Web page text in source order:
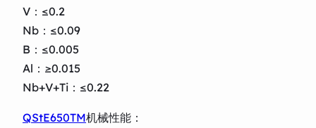
V：≤0.2
Nb：≤0.09
B：≤0.005
Al：≥0.015
Nb+V+Ti：≤0.22
QStE650TM机械性能：